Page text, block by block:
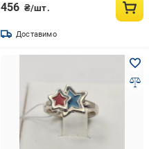
456 ₴/шт.
Доставимо